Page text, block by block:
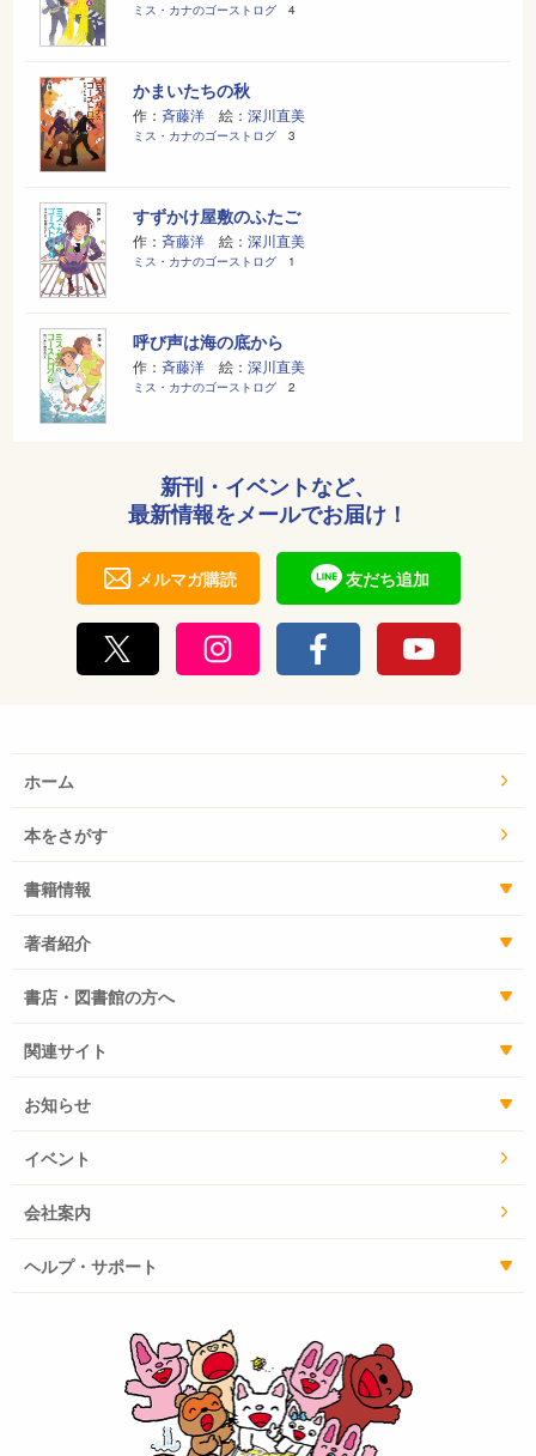
ミス・カナのゴーストログ 4
かまいたちの秋
作： 斉藤洋 絵： 深川直美
ミス・カナのゴーストログ 3
すずかけ屋敷のふたご
作： 斉藤洋 絵： 深川直美
ミス・カナのゴーストログ 1
呼び声は海の底から
作： 斉藤洋 絵： 深川直美
ミス・カナのゴーストログ 2
新刊・イベントなど、
最新情報をメールでお届け！
メルマガ購読 友だち追加
ホーム
本をさがす
書籍情報
著者紹介
書店・図書館の方へ
関連サイト
お知らせ
イベント
会社案内
ヘルプ・サポート